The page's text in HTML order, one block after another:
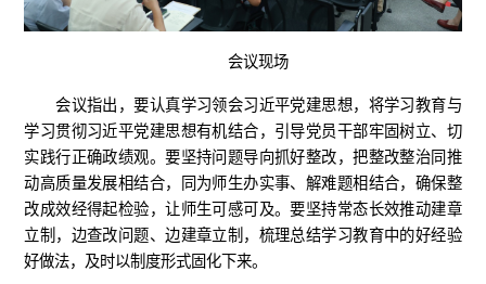
会议现场
会议指出，要认真学习领会习近平党建思想，将学习教育与
学习贯彻习近平党建思想有机结合，引导党员干部牢固树立、切
实践行正确政绩观。要坚持问题导向抓好整改，把整改整治同推
动高质量发展相结合，同为师生办实事、解难题相结合，确保整
改成效经得起检验，让师生可感可及。要坚持常态长效推动建章
立制，边查改问题、边建章立制，梳理总结学习教育中的好经验
好做法，及时以制度形式固化下来。